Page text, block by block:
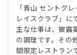
「青山 セントグ
レイスクラブ」に
主な仕事は、披露
の調理です。その
間限定レストラン